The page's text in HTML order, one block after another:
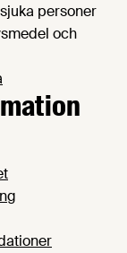
personer
och